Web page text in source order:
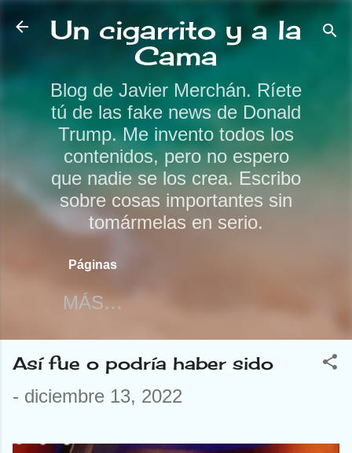
Ir al contenido principal
Un cigarrito y a la
Cama
Blog de Javier Merchán. Ríete
tú de las fake news de Donald
Trump. Me invento todos los
contenidos, pero no espero
que nadie se los crea. Escribo
sobre cosas importantes sin
tomármelas en serio.
Páginas
MÁS…
Así fue o podría haber sido
- diciembre 13, 2022